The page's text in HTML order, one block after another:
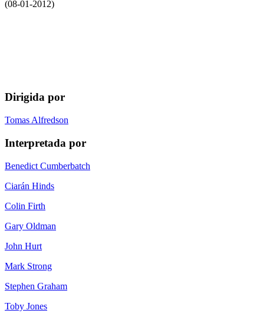
(08-01-2012)
Dirigida por
Tomas Alfredson
Interpretada por
Benedict Cumberbatch
Ciarán Hinds
Colin Firth
Gary Oldman
John Hurt
Mark Strong
Stephen Graham
Toby Jones